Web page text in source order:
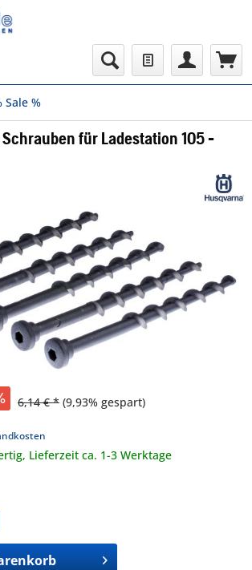
Sale %
für Ladestation 105 -
6,14 € * (9,93% gespart)
Lieferzeit ca. 1-3 Werktage